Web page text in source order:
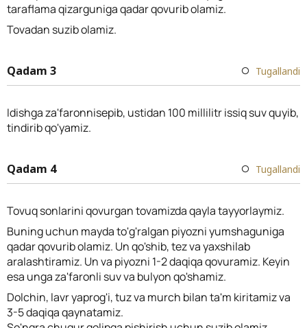
taraflama qizarguniga qadar qovurib olamiz.
Tovadan suzib olamiz.
Qadam 3 Tugallandi
Idishga za'faronnisepib, ustidan 100 millilitr issiq suv quyib,
tindirib qo'yamiz.
Qadam 4 Tugallandi
Tovuq sonlarini qovurgan tovamizda qayla tayyorlaymiz.
Buning uchun mayda to'g'ralgan piyozni yumshaguniga
qadar qovurib olamiz. Un qo'shib, tez va yaxshilab
aralashtiramiz. Un va piyozni 1-2 daqiqa qovuramiz. Keyin
esa unga za'faronli suv va bulyon qo'shamiz.
Dolchin, lavr yaprog'i, tuz va murch bilan ta'm kiritamiz va
3-5 daqiqa qaynatamiz.